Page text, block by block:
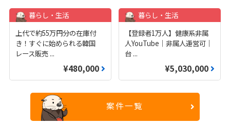
暮らし・生活
上代で約55万円分の在庫付
き！すぐに始められる韓国
レース販売 ...
¥480,000
暮らし・生活
【登録者1万人】健康系非属
人YouTube｜非属人運営可｜
台 ...
¥5,030,000
案件一覧